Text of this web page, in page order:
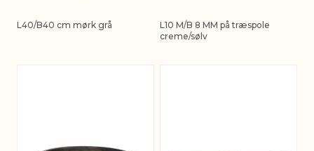
L40/B40 cm mørk grå
L10 M/B 8 MM på træspole
creme/sølv